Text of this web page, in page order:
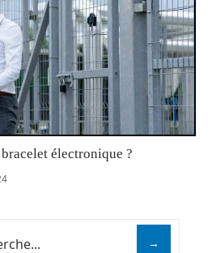
électronique ?